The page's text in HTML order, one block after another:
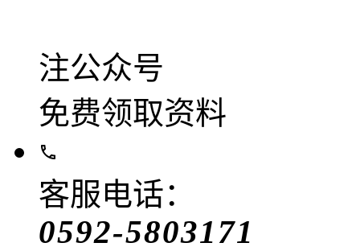
注公众号
免费领取资料
客服电话：
0592-5803171